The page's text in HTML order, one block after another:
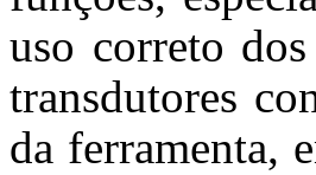
uso correto
transdutores
da ferramenta,